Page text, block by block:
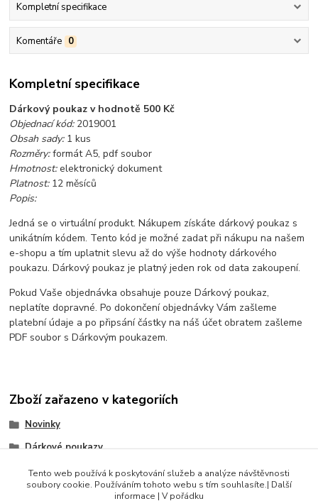
Kompletní specifikace
Komentáře 0
Kompletní specifikace
Dárkový poukaz v hodnotě 500 Kč
Objednací kód:2019001
Obsah sady:1 kus
Rozměry:formát A5, pdf soubor
Hmotnost:elektronický dokument
Platnost: 12 měsíců
Popis:
Jedná se o virtuální produkt. Nákupem získáte dárkový poukaz s
unikátním kódem. Tento kód je možné zadat při nákupu na našem
e-shopu a tím uplatnit slevu až do výše hodnoty dárkového
poukazu. Dárkový poukaz je platný jeden rok od data zakoupení.
Pokud Vaše objednávka obsahuje pouze Dárkový poukaz,
neplatíte dopravné. Po dokončení objednávky Vám zašleme
platební údaje a po připsání částky na náš účet obratem zašleme
PDF soubor s Dárkovým poukazem.
Zboží zařazeno v kategoriích
Novinky
Dárkové poukazy
Doplňkový sortiment
Produkty do 500 Kč
Tento web používá k poskytování služeb a analýze návštěvnosti
soubory cookie. Používáním tohoto webu s tím souhlasíte.| Další
informace | V pořádku